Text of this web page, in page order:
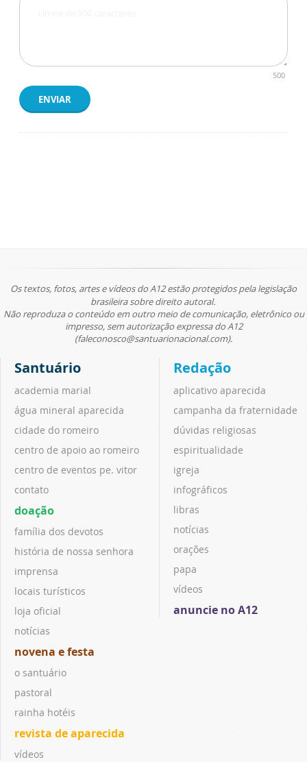
500
ENVIAR
Os textos, fotos, artes e vídeos do A12 estão protegidos pela legislação
brasileira sobre direito autoral.
Não reproduza o conteúdo em outro meio de comunicação, eletrônico ou
impresso, sem autorização expressa do A12
(faleconosco@santuarionacional.com).
Santuário
academia marial
água mineral aparecida
cidade do romeiro
centro de apoio ao romeiro
centro de eventos pe. vitor
contato
doação
família dos devotos
história de nossa senhora
imprensa
locais turísticos
loja oficial
notícias
novena e festa
o santuário
pastoral
rainha hotéis
revista de aparecida
vídeos
Redação
aplicativo aparecida
campanha da fraternidade
dúvidas religiosas
espiritualidade
igreja
infográficos
libras
notícias
orações
papa
vídeos
anuncie no A12